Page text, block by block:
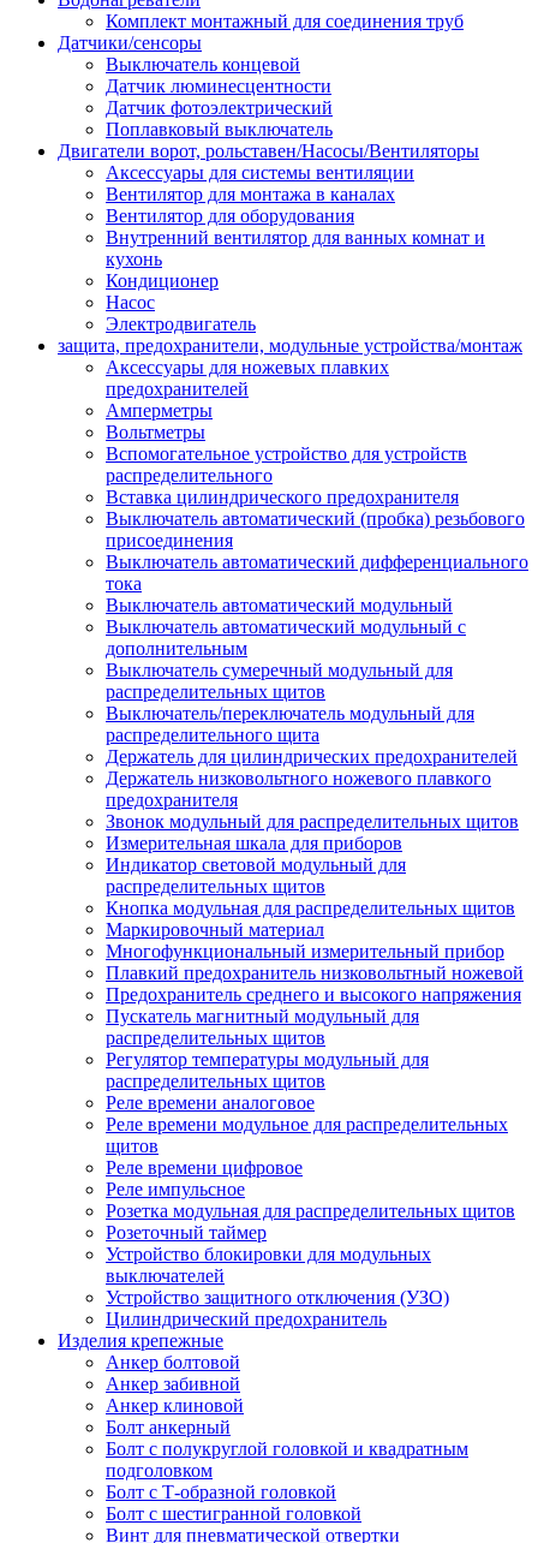
Комплект монтажный для соединения труб
Датчики/сенсоры
Выключатель концевой
Датчик люминесцентности
Датчик фотоэлектрический
Поплавковый выключатель
Двигатели ворот, рольставен/Насосы/Вентиляторы
Аксессуары для системы вентиляции
Вентилятор для монтажа в каналах
Вентилятор для оборудования
Внутренний вентилятор для ванных комнат и
кухонь
Кондиционер
Насос
Электродвигатель
защита, предохранители, модульные устройства/монтаж
Аксессуары для ножевых плавких
предохранителей
Амперметры
Вольтметры
Вспомогательное устройство для устройств
распределительного
Вставка цилиндрического предохранителя
Выключатель автоматический (пробка) резьбового
присоединения
Выключатель автоматический дифференциального
тока
Выключатель автоматический модульный
Выключатель автоматический модульный с
дополнительным
Выключатель сумеречный модульный для
распределительных щитов
Выключатель/переключатель модульный для
распределительного щита
Держатель для цилиндрических предохранителей
Держатель низковольтного ножевого плавкого
предохранителя
Звонок модульный для распределительных щитов
Измерительная шкала для приборов
Индикатор световой модульный для
распределительных щитов
Кнопка модульная для распределительных щитов
Маркировочный материал
Многофункциональный измерительный прибор
Плавкий предохранитель низковольтный ножевой
Предохранитель среднего и высокого напряжения
Пускатель магнитный модульный для
распределительных щитов
Регулятор температуры модульный для
распределительных щитов
Реле времени аналоговое
Реле времени модульное для распределительных
щитов
Реле времени цифровое
Реле импульсное
Розетка модульная для распределительных щитов
Розеточный таймер
Устройство блокировки для модульных
выключателей
Устройство защитного отключения (УЗО)
Цилиндрический предохранитель
Изделия крепежные
Анкер болтовой
Анкер забивной
Анкер клиновой
Болт анкерный
Болт с полукруглой головкой и квадратным
подголовком
Болт с Т-образной головкой
Болт с шестигранной головкой
Винт для пневматической отвертки